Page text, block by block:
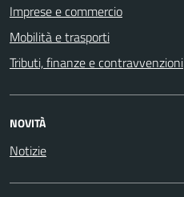
Imprese e commercio
Mobilità e trasporti
Tributi, finanze e contravvenzioni
NOVITÀ
Notizie